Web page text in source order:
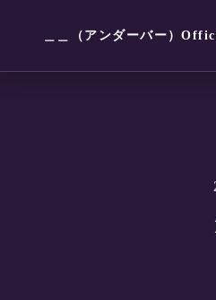
＿＿（アンダーバー）